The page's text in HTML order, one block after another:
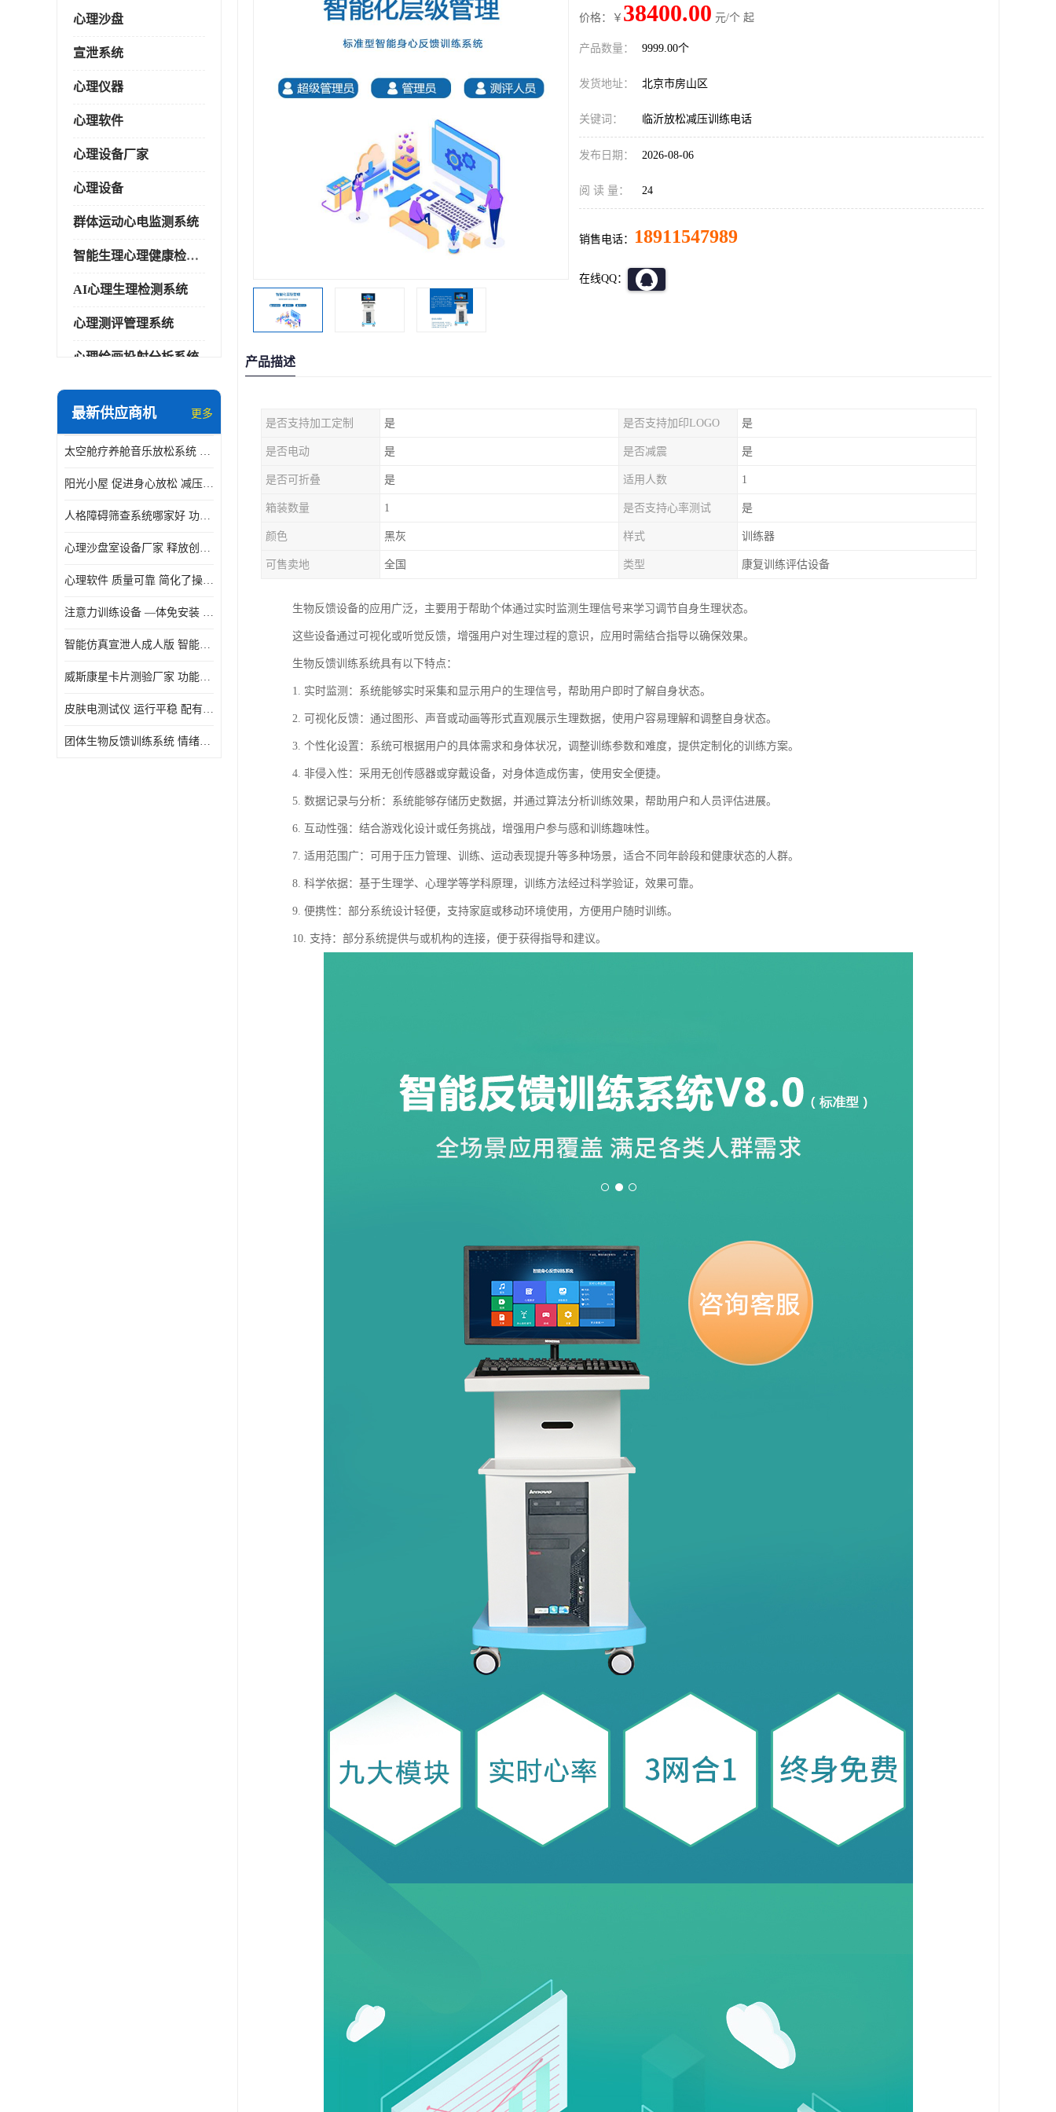
心理沙盘
宣泄系统
心理仪器
心理软件
心理设备厂家
心理设备
群体运动心电监测系统
智能生理心理健康检测系统
AI心理生理检测系统
心理测评管理系统
心理绘画投射分析系统
可变速催眠放松催眠套件
智能反馈训练系统
便携式生物反馈仪
最新供应商机 更多
太空舱疗养舱音乐放松系统 使用方便 可实时监测
阳光小屋 促进身心放松 减压放松音乐椅
人格障碍筛查系统哪家好 功能丰富 支持多级用户管理
心理沙盘室设备厂家 释放创造力 有利于集中和加强心理注意力
心理软件 质量可靠 简化了操作的步骤
注意力训练设备 —体免安装 数据呈现方式多
智能仿真宣泄人成人版 智能化程度高 内置多种宣泄主题
威斯康星卡片测验厂家 功能丰富 应用领域广
皮肤电测试仪 运行平稳 配有内置扬声器
团体生物反馈训练系统 情绪宣泄设备 系统管理方便
价格：￥ 38400.00 元/个 起
产品数量： 9999.00个
发货地址： 北京市房山区
关键词： 临沂放松减压训练电话
发布日期： 2026-08-06
阅 读 量： 24
销售电话： 18911547989
在线QQ：
产品描述
是否支持加工定制 是 是否支持加印LOGO 是
是否电动 是 是否减震 是
是否可折叠 是 适用人数 1
箱装数量 1 是否支持心率测试 是
颜色 黑灰 样式 训练器
可售卖地 全国 类型 康复训练评估设备
生物反馈设备的应用广泛，主要用于帮助个体通过实时监测生理信号来学习调节自身生理状态。
这些设备通过可视化或听觉反馈，增强用户对生理过程的意识，应用时需结合指导以确保效果。
生物反馈训练系统具有以下特点：
1. 实时监测：系统能够实时采集和显示用户的生理信号，帮助用户即时了解自身状态。
2. 可视化反馈：通过图形、声音或动画等形式直观展示生理数据，使用户容易理解和调整自身状态。
3. 个性化设置：系统可根据用户的具体需求和身体状况，调整训练参数和难度，提供定制化的训练方案。
4. 非侵入性：采用无创传感器或穿戴设备，对身体造成伤害，使用安全便捷。
5. 数据记录与分析：系统能够存储历史数据，并通过算法分析训练效果，帮助用户和人员评估进展。
6. 互动性强：结合游戏化设计或任务挑战，增强用户参与感和训练趣味性。
7. 适用范围广：可用于压力管理、训练、运动表现提升等多种场景，适合不同年龄段和健康状态的人群。
8. 科学依据：基于生理学、心理学等学科原理，训练方法经过科学验证，效果可靠。
9. 便携性：部分系统设计轻便，支持家庭或移动环境使用，方便用户随时训练。
10. 支持：部分系统提供与或机构的连接，便于获得指导和建议。